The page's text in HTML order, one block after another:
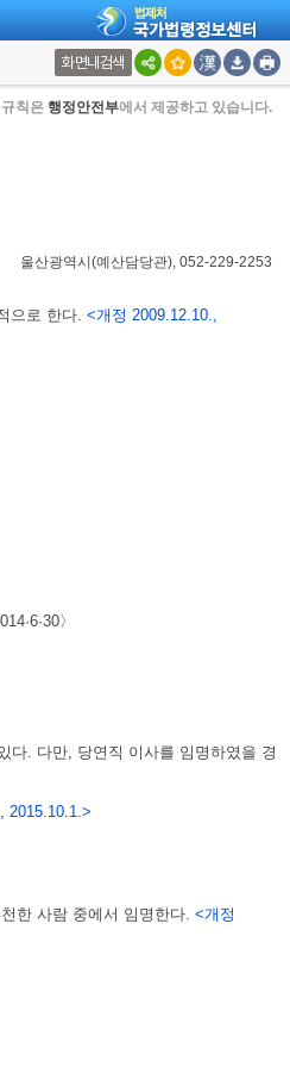
화면내검색
칙은 행정안전부에서 제공하고 있습니다.
울산광역시(예산담당관), 052-229-2253
으로 한다. <개정 2009.12.10.,
〉
. 다만, 당연직 이사를 임명하였을 경
2015.10.1.>
한 사람 중에서 임명한다. <개정